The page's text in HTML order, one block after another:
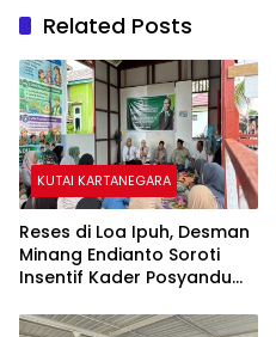
Related Posts
KUTAI KARTANEGARA
Reses di Loa Ipuh, Desman
Minang Endianto Soroti
Insentif Kader Posyandu